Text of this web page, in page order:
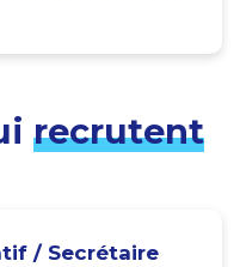
recrutent
/ Secrétaire